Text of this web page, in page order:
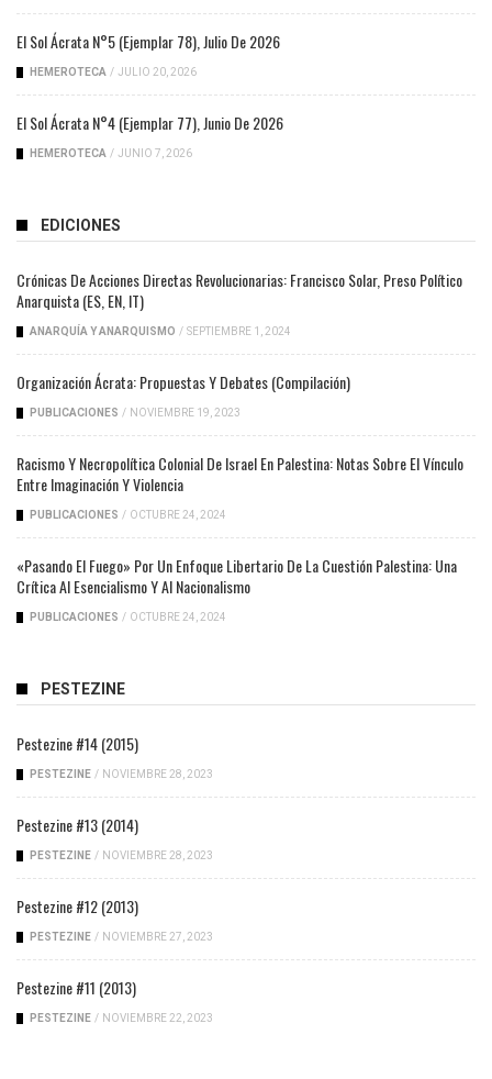
El Sol Ácrata N°5 (ejemplar 78), Julio De 2026
HEMEROTECA / JULIO 20, 2026
El Sol Ácrata N°4 (ejemplar 77), Junio De 2026
HEMEROTECA / JUNIO 7, 2026
EDICIONES
Crónicas De Acciones Directas Revolucionarias: Francisco Solar, Preso Político
Anarquista (ES, EN, IT)
ANARQUÍA Y ANARQUISMO / SEPTIEMBRE 1, 2024
Organización Ácrata: Propuestas Y Debates (compilación)
PUBLICACIONES / NOVIEMBRE 19, 2023
Racismo Y Necropolítica Colonial De Israel En Palestina: Notas Sobre El Vínculo
Entre Imaginación Y Violencia
PUBLICACIONES / OCTUBRE 24, 2024
«Pasando El Fuego» Por Un Enfoque Libertario De La Cuestión Palestina: Una
Crítica Al Esencialismo Y Al Nacionalismo
PUBLICACIONES / OCTUBRE 24, 2024
PESTEZINE
Pestezine #14 (2015)
PESTEZINE / NOVIEMBRE 28, 2023
Pestezine #13 (2014)
PESTEZINE / NOVIEMBRE 28, 2023
Pestezine #12 (2013)
PESTEZINE / NOVIEMBRE 27, 2023
Pestezine #11 (2013)
PESTEZINE / NOVIEMBRE 22, 2023